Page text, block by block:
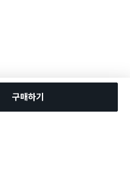
구매하기